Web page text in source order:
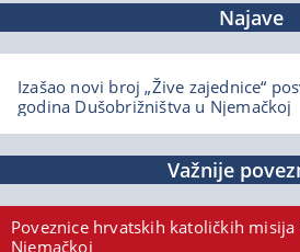
Najave
Izašao novi broj „Žive zajednice“
godina Dušobrižništva u Njemačkoj
Važnije
Poveznice hrvatskih katoličkih misija
Njemačkoj